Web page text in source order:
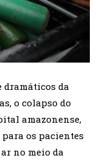
dramáticos da
o colapso do
amazonense,
os pacientes
no meio da